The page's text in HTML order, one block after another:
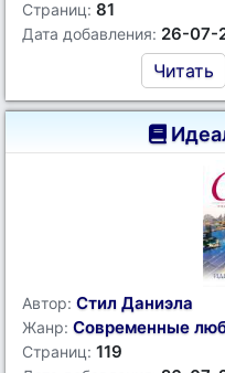
Страниц: 81
Дата добавления: 26-07-
Читать
Автор: Стил Даниэла
Жанр: Современные
Страниц: 119